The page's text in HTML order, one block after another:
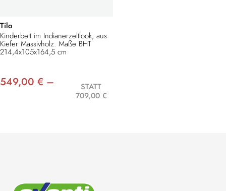
Tilo
Kinderbett im Indianerzeltlook, aus
Kiefer Massivholz. Maße BHT
214,4x105x164,5 cm
549,00 € –
STATT
709,00 €